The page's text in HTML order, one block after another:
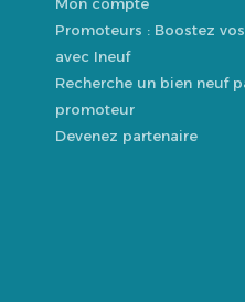
Promoteurs : Boostez
avec Ineuf
Recherche un bien neuf
promoteur
Devenez partenaire